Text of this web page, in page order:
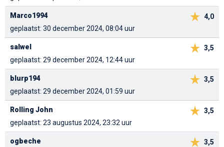
4,0
Marco1994
geplaatst: 30 december 2024, 08:04 uur
3,5
salwel
geplaatst: 29 december 2024, 12:44 uur
3,5
blurp194
geplaatst: 29 december 2024, 01:59 uur
3,5
Rolling John
geplaatst: 23 augustus 2024, 23:32 uur
3,5
ogbeche